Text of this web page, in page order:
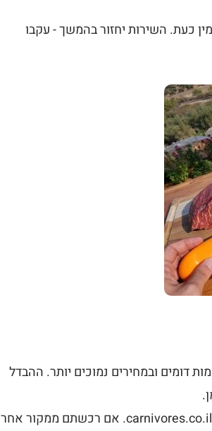
כעת. השירות יחזור בהמשך - עקבו
דומים ובמחירים נמוכים יותר. ההבדל
סכין קרניבורים אורגינל המקורית נמכרת אך ורק דרך האתר הרשמי carnivores.co.il. אם רכשתם ממקור אחר